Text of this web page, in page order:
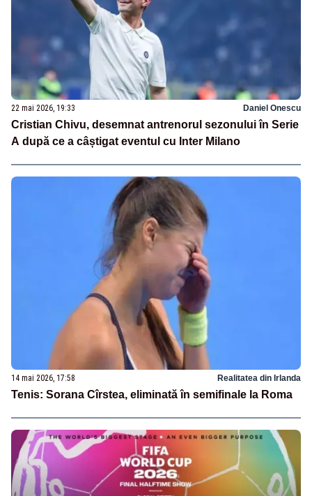
22 mai 2026, 19:33 Daniel Onescu
Cristian Chivu, desemnat antrenorul sezonului în Serie
A după ce a câștigat eventul cu Inter Milano
14 mai 2026, 17:58 Realitatea din Irlanda
Tenis: Sorana Cîrstea, eliminată în semifinale la Roma